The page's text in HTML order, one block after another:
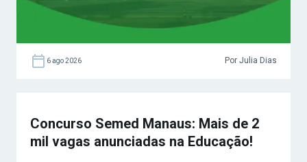
6 ago 2026 Por Julia Dias
Concurso Semed Manaus: Mais de 2
mil vagas anunciadas na Educação!